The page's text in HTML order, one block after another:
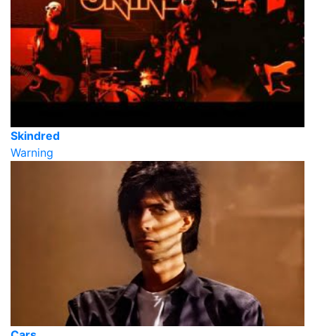
Skindred
Warning